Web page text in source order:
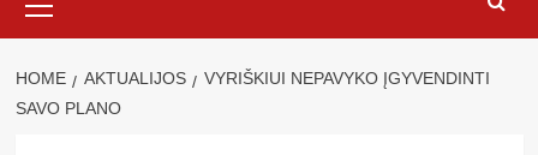
Menu
HOME AKTUALIJOS
VYRIŠKIUI NEPAVYKO ĮGYVENDINTI
SAVO PLANO